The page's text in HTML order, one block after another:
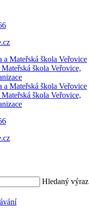
škola Veřovice,
škola Veřovice,
Hledaný výraz